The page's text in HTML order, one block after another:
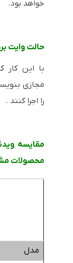
خواهد بود.
حالت وایت
با این کار
مجازی
را اجرا کنند .
محصولات
مدل